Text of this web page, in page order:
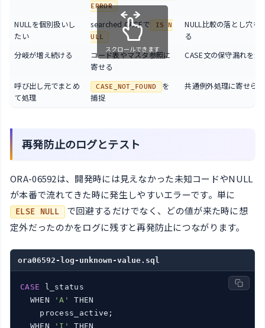
ERROR
NULLを個別扱いし
たい
searched CASEで
IS N
ULL
NULL比較の落とし穴を
る
分岐が増え続ける
コード表やマスタ参照に
寄せる
CASE文の保守漏れを減
呼び出し元でまとめ
て処理
CASE_NOT_FOUND
を
捕捉
共通例外処理に寄せら
スクロールできます
再発防止のログとテスト
ORA-06592は、開発時には見えなかった未知コードやNULL
が本番で流れてきた時に発生しやすいエラーです。単に
ELSE NULL
で回避するだけでなく、どの値が来た時に想
定外だったのかをログに残すと再発防止につながります。
ora06592-log-unknown-value.sql
CASE l_status
  WHEN
'A'
THEN
    process_active;
  WHEN
'I'
THEN